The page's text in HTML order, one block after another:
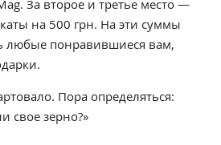
За второе и третье место —
на 500 грн. На эти суммы
любые понравившиеся вам,
Пора определяться:
свое зерно?»